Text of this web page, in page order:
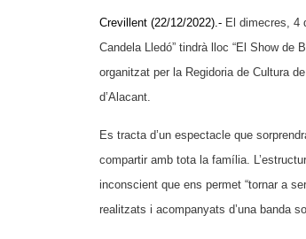
Crevillent (22/12/2022).- El dimecres, 4
Candela Lledó” tindrà lloc “El Show de
organitzat per la Regidoria de Cultura
d’Alacant.
Es tracta d’un espectacle que
compartir amb tota la família.
inconscient que ens permet “tornar a
realitzats i acompanyats d’una banda